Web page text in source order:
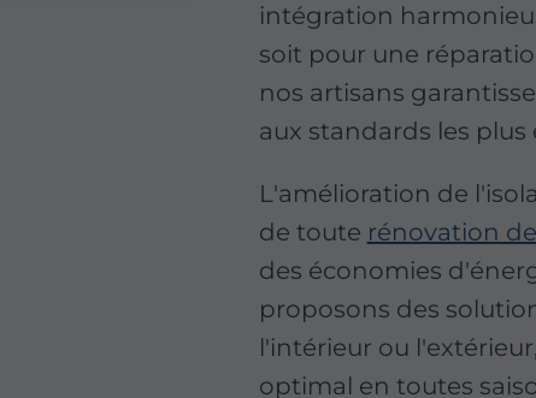
intégration
soit pour une
nos artisans
aux standards les plus
L'amélioration de
de toute rénovation
des économies
proposons des
l'intérieur ou
optimal en toutes